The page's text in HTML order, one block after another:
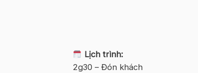
Lịch trình:
2g30 – Đón khách